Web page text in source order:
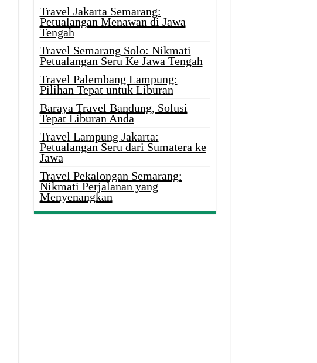
Travel Jakarta Semarang:
Petualangan Menawan di Jawa
Tengah
Travel Semarang Solo: Nikmati
Petualangan Seru Ke Jawa Tengah
Travel Palembang Lampung:
Pilihan Tepat untuk Liburan
Baraya Travel Bandung, Solusi
Tepat Liburan Anda
Travel Lampung Jakarta:
Petualangan Seru dari Sumatera ke
Jawa
Travel Pekalongan Semarang:
Nikmati Perjalanan yang
Menyenangkan